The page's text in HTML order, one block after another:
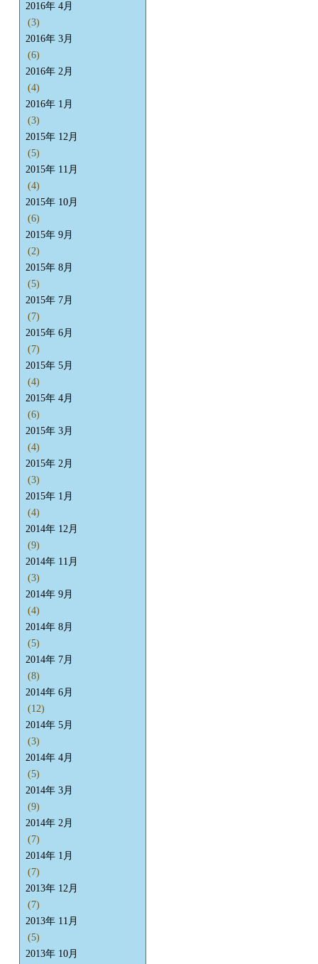
2016年 4月
(3)
2016年 3月
(6)
2016年 2月
(4)
2016年 1月
(3)
2015年 12月
(5)
2015年 11月
(4)
2015年 10月
(6)
2015年 9月
(2)
2015年 8月
(5)
2015年 7月
(7)
2015年 6月
(7)
2015年 5月
(4)
2015年 4月
(6)
2015年 3月
(4)
2015年 2月
(3)
2015年 1月
(4)
2014年 12月
(9)
2014年 11月
(3)
2014年 9月
(4)
2014年 8月
(5)
2014年 7月
(8)
2014年 6月
(12)
2014年 5月
(3)
2014年 4月
(5)
2014年 3月
(9)
2014年 2月
(7)
2014年 1月
(7)
2013年 12月
(7)
2013年 11月
(5)
2013年 10月